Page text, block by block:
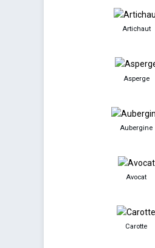
Artichaut
Asperge
Aubergine
Avocat
Carotte